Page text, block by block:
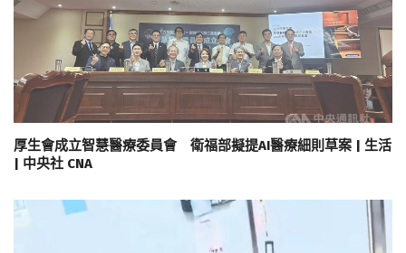
厚生會成立智慧醫療委員會 衛福部擬提AI醫療細則草案 | 生活
| 中央社 CNA